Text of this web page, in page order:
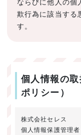
欺行為に該当する
す。
個人情報の
ポリシー）
株式会社セレス
個人情報保護管理者